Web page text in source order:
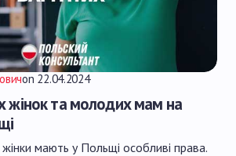
on 22.04.2024
жінок та молодих мам на
жінки мають у Польщі особливі права.